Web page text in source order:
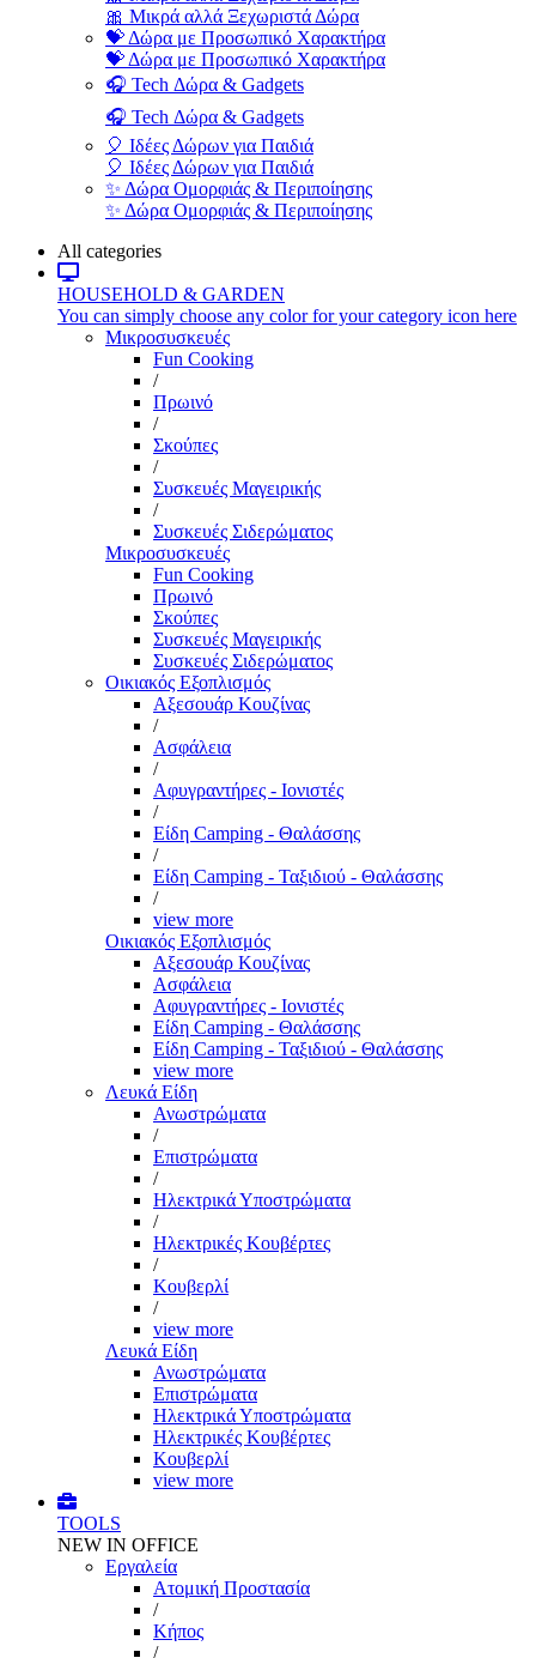
🎀 Μικρά αλλά Ξεχωριστά Δώρα
💝 Δώρα με Προσωπικό Χαρακτήρα
💝 Δώρα με Προσωπικό Χαρακτήρα
🎧 Tech Δώρα & Gadgets
🎧 Tech Δώρα & Gadgets
🎈 Ιδέες Δώρων για Παιδιά
🎈 Ιδέες Δώρων για Παιδιά
✨ Δώρα Ομορφιάς & Περιποίησης
✨ Δώρα Ομορφιάς & Περιποίησης
All categories
HOUSEHOLD & GARDEN
You can simply choose any color for your category icon here
Μικροσυσκευές
Fun Cooking
/
Πρωινό
/
Σκούπες
/
Συσκευές Μαγειρικής
/
Συσκευές Σιδερώματος
Μικροσυσκευές
Fun Cooking
Πρωινό
Σκούπες
Συσκευές Μαγειρικής
Συσκευές Σιδερώματος
Οικιακός Εξοπλισμός
Αξεσουάρ Κουζίνας
/
Ασφάλεια
/
Αφυγραντήρες - Ιονιστές
/
Είδη Camping - Θαλάσσης
/
Είδη Camping - Ταξιδιού - Θαλάσσης
/
view more
Οικιακός Εξοπλισμός
Αξεσουάρ Κουζίνας
Ασφάλεια
Αφυγραντήρες - Ιονιστές
Είδη Camping - Θαλάσσης
Είδη Camping - Ταξιδιού - Θαλάσσης
view more
Λευκά Είδη
Ανωστρώματα
/
Επιστρώματα
/
Ηλεκτρικά Υποστρώματα
/
Ηλεκτρικές Κουβέρτες
/
Κουβερλί
/
view more
Λευκά Είδη
Ανωστρώματα
Επιστρώματα
Ηλεκτρικά Υποστρώματα
Ηλεκτρικές Κουβέρτες
Κουβερλί
view more
TOOLS
NEW IN OFFICE
Εργαλεία
Aτομική Προστασία
/
Kήπος
/